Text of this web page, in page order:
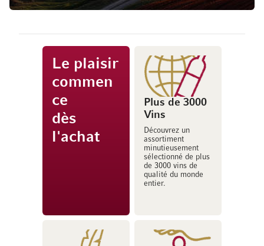
Le plaisir
commen
ce
dès
l'achat
Plus de 3000
Vins
Découvrez un
assortiment
minutieusement
sélectionné de plus
de 3000 vins de
qualité du monde
entier.